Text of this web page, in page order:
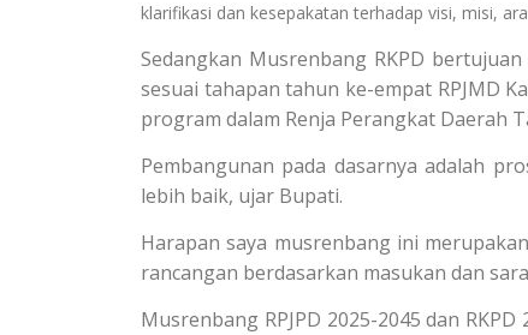
klarifikasi dan kesepakatan terhadap visi, misi,
Sedangkan Musrenbang RKPD
sesuai tahapan tahun ke-empat RPJMD
program dalam Renja Perangkat Daerah
Pembangunan pada dasarnya adalah
lebih baik, ujar Bupati.
Harapan saya musrenbang ini
rancangan berdasarkan masukan dan
Musrenbang RPJPD 2025-2045 dan